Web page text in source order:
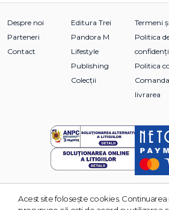
Despre noi
Parteneri
Contact
Editura Trei
Pandora M
Lifestyle
Publishing
Colecții
Termeni
Politica
Politica
livrarea
© 2026 Grupul Editorial TREI. Toate
Acest site foloseşte cookies. Continuarea